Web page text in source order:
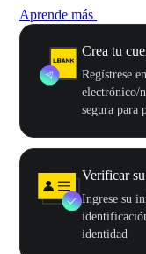
Aprende más
Crea tu
Regístrese
electrónico/
segura para
Verificar
Ingrese su
identidad